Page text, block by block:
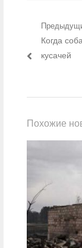
Когда
кусачей
Похожие